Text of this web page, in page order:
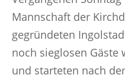
Mannschaft der
gegründeten
noch sieglosen
und starteten nach